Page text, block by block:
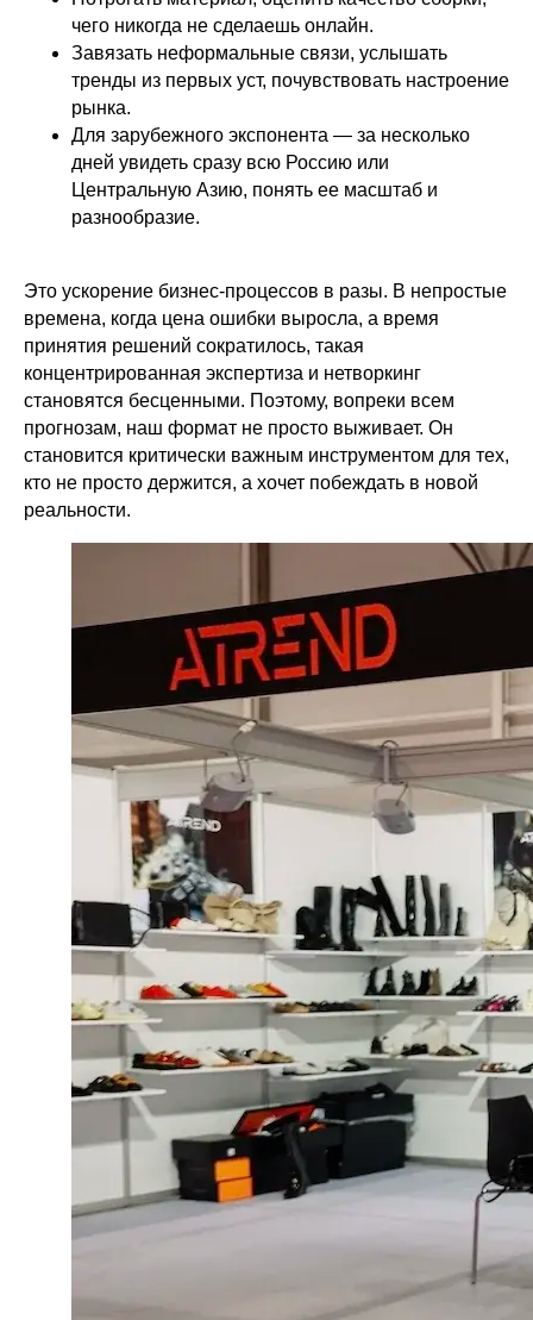
чего никогда не сделаешь онлайн.
Завязать неформальные связи, услышать
тренды из первых уст, почувствовать настроение
рынка.
Для зарубежного экспонента — за несколько
дней увидеть сразу всю Россию или
Центральную Азию, понять ее масштаб и
разнообразие.
Это ускорение бизнес-процессов в разы. В непростые
времена, когда цена ошибки выросла, а время
принятия решений сократилось, такая
концентрированная экспертиза и нетворкинг
становятся бесценными. Поэтому, вопреки всем
прогнозам, наш формат не просто выживает. Он
становится критически важным инструментом для тех,
кто не просто держится, а хочет побеждать в новой
реальности.